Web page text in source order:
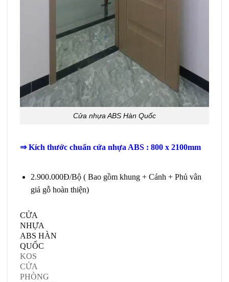
Cửa nhựa ABS Hàn Quốc
⇒ Kích thước chuẩn cửa nhựa ABS : 800 x 2100mm
2.900.000Đ/Bộ ( Bao gồm khung + Cánh + Phủ vân
giả gỗ hoàn thiện)
CỬA
NHỰA
ABS HÀN
QUỐC
KOS
CỬA
PHÒNG